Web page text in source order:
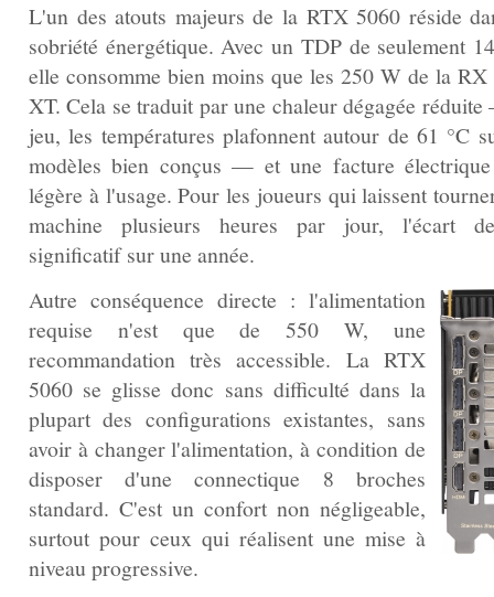
L'un des atouts majeurs de la RTX 5060 réside
sobriété énergétique. Avec un TDP de seulement
elle consomme bien moins que les 250 W de la RX
XT. Cela se traduit par une chaleur dégagée
jeu, les températures plafonnent autour de 61 °C
modèles bien conçus — et une facture
légère à l'usage. Pour les joueurs qui laissent
machine plusieurs heures par jour, l'écart
significatif sur une année.
Autre conséquence directe : l'alimentation
requise n'est que de 550 W, une
recommandation très accessible. La RTX
5060 se glisse donc sans difficulté dans la
plupart des configurations existantes, sans
avoir à changer l'alimentation, à condition de
disposer d'une connectique 8 broches
standard. C'est un confort non négligeable,
surtout pour ceux qui réalisent une mise à
niveau progressive.